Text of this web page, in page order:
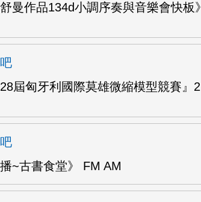
曼作品134d小調序奏與音樂會快板》
屆匈牙利國際莫雄微縮模型競賽』2
播~古書食堂》 FM AM